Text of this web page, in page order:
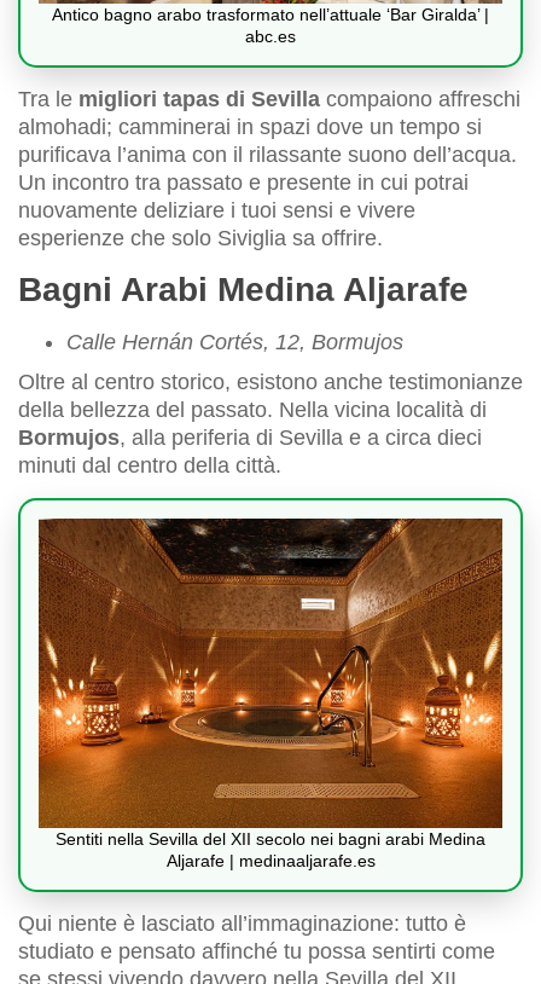
Antico bagno arabo trasformato nell’attuale ‘Bar Giralda’ |
abc.es
Tra le migliori tapas di Sevilla compaiono affreschi
almohadi; camminerai in spazi dove un tempo si
purificava l’anima con il rilassante suono dell’acqua.
Un incontro tra passato e presente in cui potrai
nuovamente deliziare i tuoi sensi e vivere
esperienze che solo Siviglia sa offrire.
Bagni Arabi Medina Aljarafe
Calle Hernán Cortés, 12, Bormujos
Oltre al centro storico, esistono anche testimonianze
della bellezza del passato. Nella vicina località di
Bormujos, alla periferia di Sevilla e a circa dieci
minuti dal centro della città.
Sentiti nella Sevilla del XII secolo nei bagni arabi Medina
Aljarafe | medinaaljarafe.es
Qui niente è lasciato all’immaginazione: tutto è
studiato e pensato affinché tu possa sentirti come